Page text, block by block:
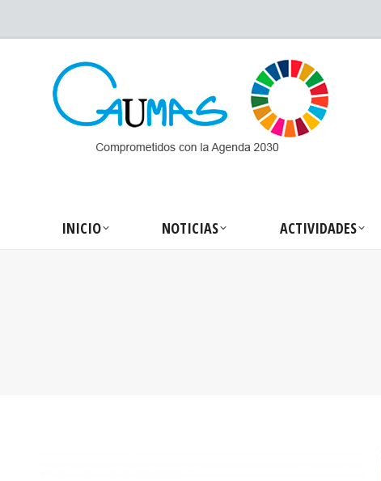
INICIO NOTICIAS ACTIVIDADES